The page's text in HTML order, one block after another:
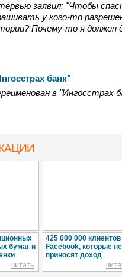
заявил: "Чтобы
у кого-то
Почему-то я должен
банк"
в "Ингосстрах
бумаг и
читать
425 000 000 клиентов
Facebook, которые не
приносят доход